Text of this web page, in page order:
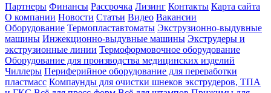
Партнеры Финансы Рассрочка Лизинг Контакты Карта сайта
О компании Новости Статьи Видео Вакансии
Оборудование Термопластавтоматы Экструзионно-выдувные
машины Инжекционно-выдувные машины Экструдеры и
экструзионные линии Термоформовочное оборудование
Оборудование для производства медицинских изделий
Чиллеры Периферийное оборудование для переработки
пластмасс Компаунды для очистки шнеков экструдеров, ТПА